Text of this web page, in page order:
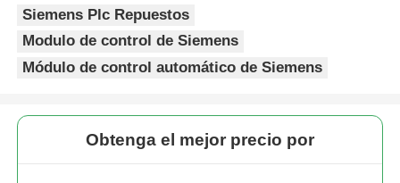
Siemens Plc Repuestos
Modulo de control de Siemens
Módulo de control automático de Siemens
Obtenga el mejor precio por